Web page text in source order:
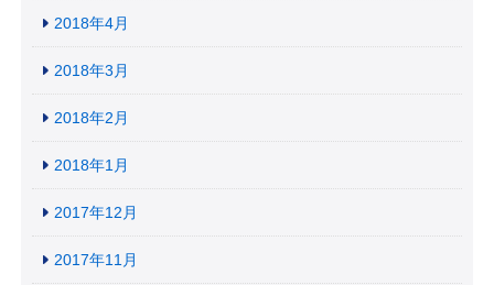
2018年4月
2018年3月
2018年2月
2018年1月
2017年12月
2017年11月